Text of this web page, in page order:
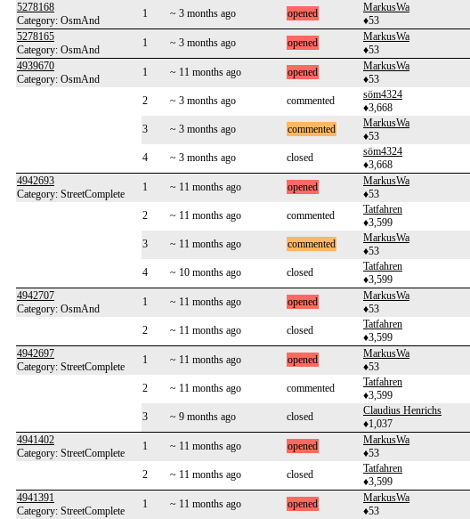
5278168
Category: OsmAnd
1 ~ 3 months ago opened
MarkusWa
♦53
5278165
Category: OsmAnd
1 ~ 3 months ago opened
MarkusWa
♦53
4939670
Category: OsmAnd
1 ~ 11 months ago opened
MarkusWa
♦53
2 ~ 3 months ago commented
söm4324
♦3,668
3 ~ 3 months ago commented
MarkusWa
♦53
4
~ 3 months ago closed
söm4324
♦3,668
4942693
Category: StreetComplete
1 ~ 11 months ago opened
MarkusWa
♦53
2
~ 11 months ago commented
Tatfahren
♦3,599
3
~ 11 months ago commented
MarkusWa
♦53
4
~ 10 months ago closed
Tatfahren
♦3,599
4942707
Category: OsmAnd
1 ~ 11 months ago opened
MarkusWa
♦53
2 ~ 11 months ago closed
Tatfahren
♦3,599
4942697
Category: StreetComplete
1 ~ 11 months ago opened
MarkusWa
♦53
2
~ 11 months ago commented
Tatfahren
♦3,599
3
~ 9 months ago closed
Claudius Henrichs
♦1,037
4941402
Category: StreetComplete
1 ~ 11 months ago opened
MarkusWa
♦53
2 ~ 11 months ago closed
Tatfahren
♦3,599
4941391
Category: StreetComplete
1 ~ 11 months ago opened
MarkusWa
♦53